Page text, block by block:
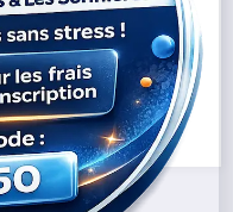
de
Gijón
07/10/2025